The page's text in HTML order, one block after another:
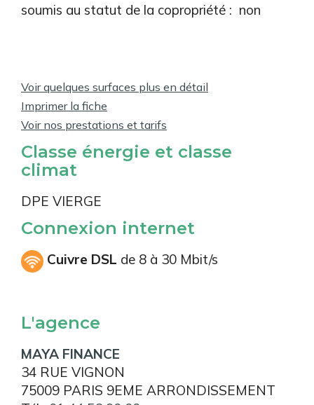
soumis au statut de la copropriété : non
Voir quelques surfaces plus en détail
Imprimer la fiche
Voir nos prestations et tarifs
Classe énergie et classe
climat
DPE VIERGE
Connexion internet
Cuivre DSL de 8 à 30 Mbit/s
L'agence
MAYA FINANCE
34 RUE VIGNON
75009 PARIS 9EME ARRONDISSEMENT